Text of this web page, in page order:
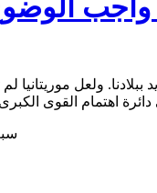
ولعل موريتانيا
سبت, 19/